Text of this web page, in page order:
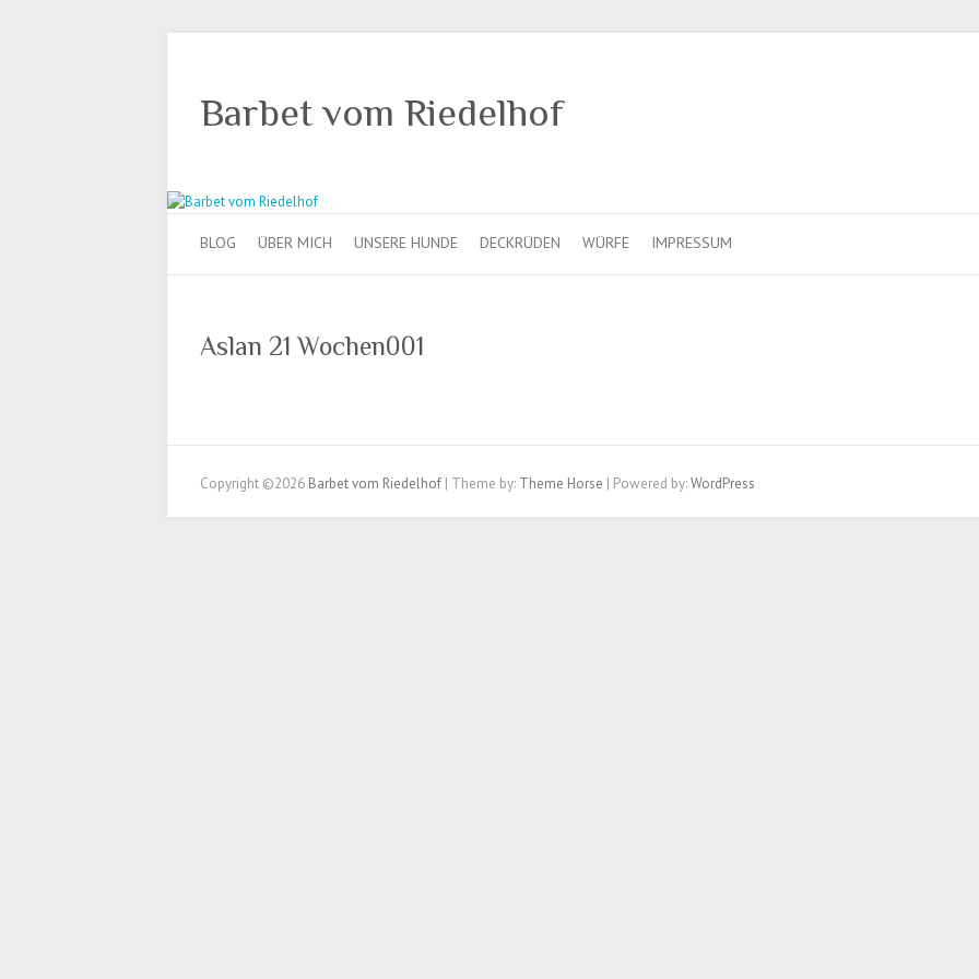
Barbet vom Riedelhof
BLOG ÜBER MICH UNSERE HUNDE DECKRÜDEN WÜRFE IMPRESSUM
Aslan 21 Wochen001
Copyright ©2026 Barbet vom Riedelhof | Theme by: Theme Horse | Powered by:WordPress